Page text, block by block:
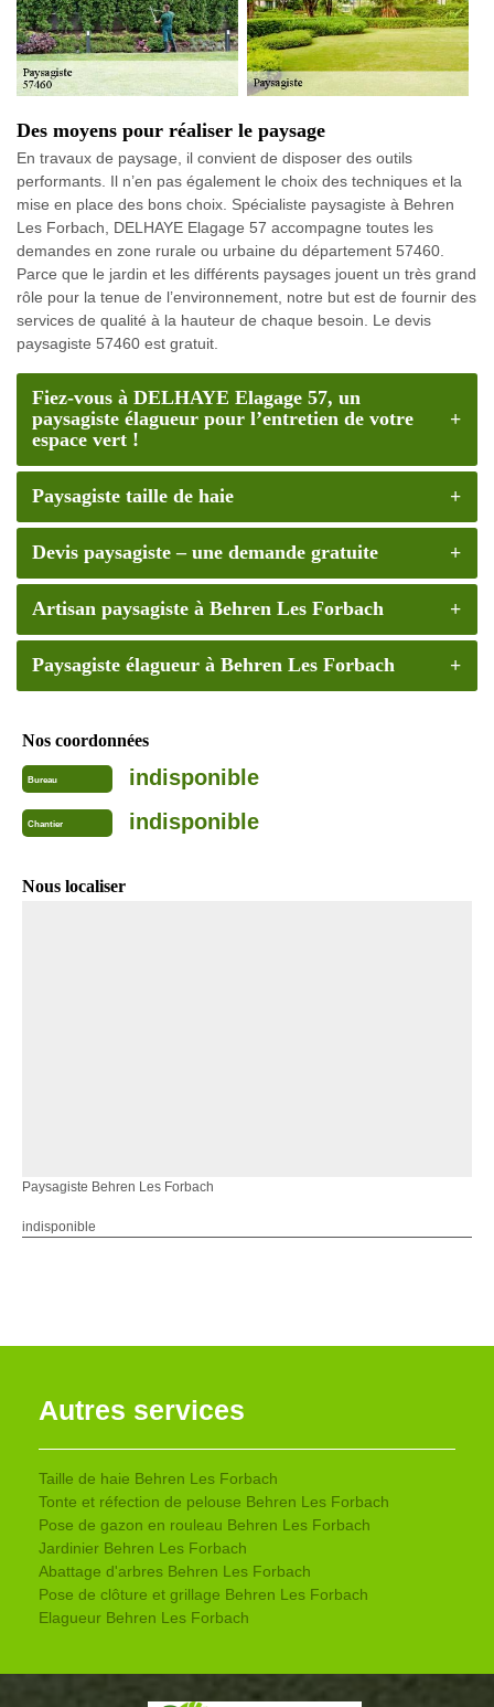
Des moyens pour réaliser le paysage
En travaux de paysage, il convient de disposer des outils
performants. Il n’en pas également le choix des techniques et la
mise en place des bons choix. Spécialiste paysagiste à Behren
Les Forbach, DELHAYE Elagage 57 accompagne toutes les
demandes en zone rurale ou urbaine du département 57460.
Parce que le jardin et les différents paysages jouent un très grand
rôle pour la tenue de l’environnement, notre but est de fournir des
services de qualité à la hauteur de chaque besoin. Le devis
paysagiste 57460 est gratuit.
Fiez-vous à DELHAYE Elagage 57, un
paysagiste élagueur pour l’entretien de votre
espace vert !
Paysagiste taille de haie
Devis paysagiste – une demande gratuite
Artisan paysagiste à Behren Les Forbach
Paysagiste élagueur à Behren Les Forbach
Nos coordonnées
Bureau indisponible
Chantier indisponible
Nous localiser
Paysagiste Behren Les Forbach
indisponible
Autres services
Taille de haie Behren Les Forbach
Tonte et réfection de pelouse Behren Les Forbach
Pose de gazon en rouleau Behren Les Forbach
Jardinier Behren Les Forbach
Abattage d'arbres Behren Les Forbach
Pose de clôture et grillage Behren Les Forbach
Elagueur Behren Les Forbach